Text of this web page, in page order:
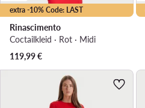
extra -10% Code: LAST
Rinascimento
Coctailkleid · Rot · Midi
119,99€